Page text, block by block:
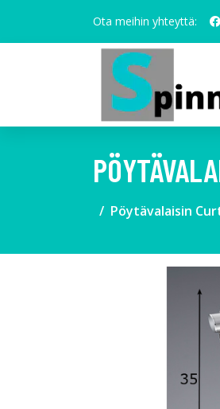
Ota meihin yhteyttä:
Pöytävalaisin